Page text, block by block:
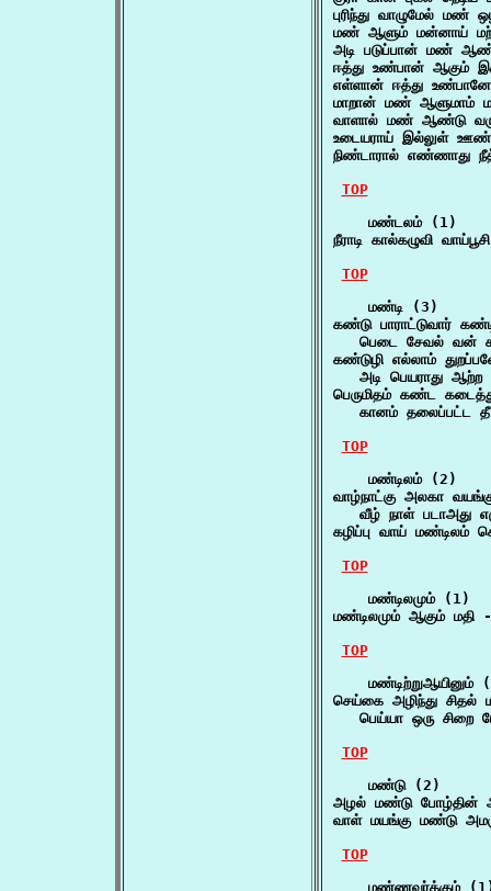
புரிந்து வாழுமேல்
மண் ஆளும் மன்னாய்
அடி படுப்பான் மண்
ஈத்து உண்பான் ஆகும்
எள்ளான் ஈத்து
மாறான் மண் ஆளுமாம்
வாளால் மண் ஆண்டு
உடையராய் இல்லுள்
நிண்டாரால் எண்ணாது
TOP
    மண்டலம் (1)
நீராடி கால்கழுவி
TOP
    மண்டி (3)
கண்டு பாராட்டுவார்
பெடை சேவல் வன்
கண்டுழி எல்லாம்
அடி பெயராது ஆற்ற
பெருமிதம் கண்ட
கானம் தலைப்பட்ட தீ
TOP
    மண்டிலம் (2)
வாழ்நாட்கு அலகா
வீழ் நாள் படாஅது
கழிப்பு வாய்
TOP
    மண்டிலமும் (1)
மண்டிலமும் ஆகும் மதி
TOP
மண்டிற்றுஆயினும்
செய்கை அழிந்து சிதல்
பெய்யா ஒரு சிறை
TOP
    மண்டு (2)
அழல் மண்டு போழ்தின்
வாள் மயங்கு மண்டு
TOP
மண்ணவர்க்கும்